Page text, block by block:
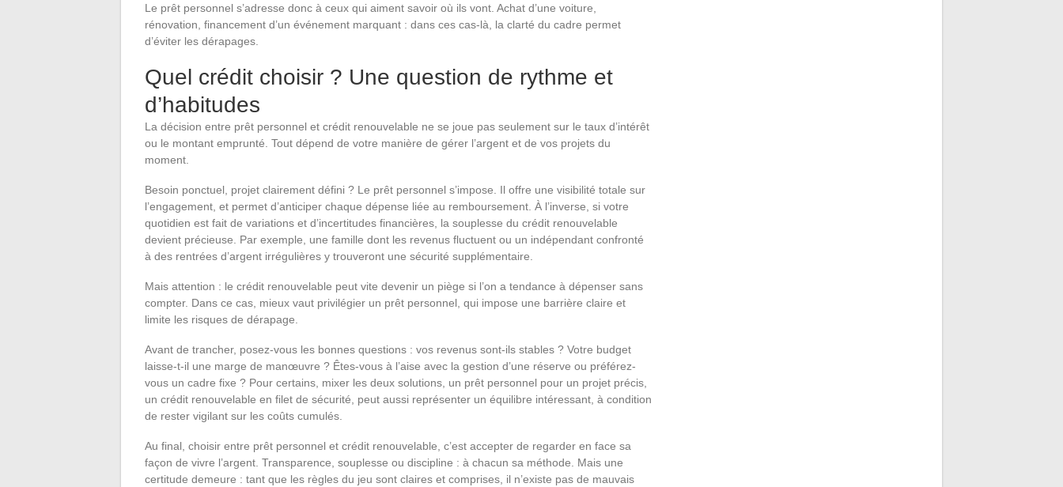
Le prêt personnel s’adresse donc à ceux qui aiment savoir où ils vont. Achat d’une voiture,
rénovation, financement d’un événement marquant : dans ces cas-là, la clarté du cadre permet
d’éviter les dérapages.
Quel crédit choisir ? Une question de rythme et
d’habitudes
La décision entre prêt personnel et crédit renouvelable ne se joue pas seulement sur le taux d’intérêt
ou le montant emprunté. Tout dépend de votre manière de gérer l’argent et de vos projets du
moment.
Besoin ponctuel, projet clairement défini ? Le prêt personnel s’impose. Il offre une visibilité totale sur
l’engagement, et permet d’anticiper chaque dépense liée au remboursement. À l’inverse, si votre
quotidien est fait de variations et d’incertitudes financières, la souplesse du crédit renouvelable
devient précieuse. Par exemple, une famille dont les revenus fluctuent ou un indépendant confronté
à des rentrées d’argent irrégulières y trouveront une sécurité supplémentaire.
Mais attention : le crédit renouvelable peut vite devenir un piège si l’on a tendance à dépenser sans
compter. Dans ce cas, mieux vaut privilégier un prêt personnel, qui impose une barrière claire et
limite les risques de dérapage.
Avant de trancher, posez-vous les bonnes questions : vos revenus sont-ils stables ? Votre budget
laisse-t-il une marge de manœuvre ? Êtes-vous à l’aise avec la gestion d’une réserve ou préférez-
vous un cadre fixe ? Pour certains, mixer les deux solutions, un prêt personnel pour un projet précis,
un crédit renouvelable en filet de sécurité, peut aussi représenter un équilibre intéressant, à condition
de rester vigilant sur les coûts cumulés.
Au final, choisir entre prêt personnel et crédit renouvelable, c’est accepter de regarder en face sa
façon de vivre l’argent. Transparence, souplesse ou discipline : à chacun sa méthode. Mais une
certitude demeure : tant que les règles du jeu sont claires et comprises, il n’existe pas de mauvais